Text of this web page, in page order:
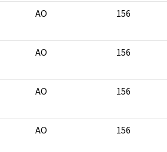
AO 156
AO 156
AO 156
AO 156